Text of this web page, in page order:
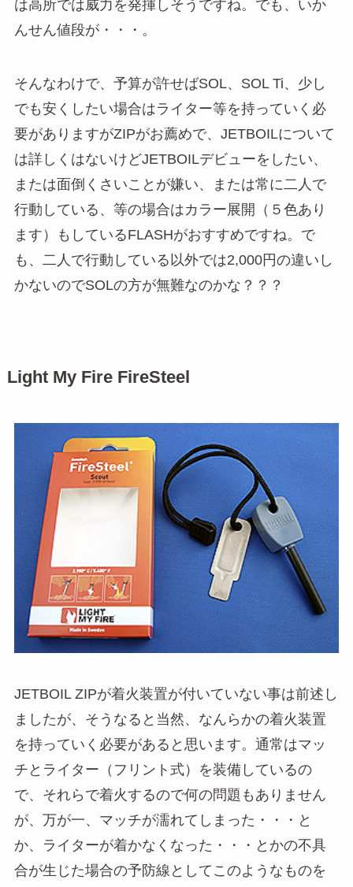
は高所では威力を発揮しそうですね。でも、いか
んせん値段が・・・。
そんなわけで、予算が許せばSOL、SOL Ti、少し
でも安くしたい場合はライター等を持っていく必
要がありますがZIPがお薦めで、JETBOILについて
は詳しくはないけどJETBOILデビューをしたい、
または面倒くさいことが嫌い、または常に二人で
行動している、等の場合はカラー展開（５色あり
ます）もしているFLASHがおすすめですね。で
も、二人で行動している以外では2,000円の違いし
かないのでSOLの方が無難なのかな？？？
Light My Fire FireSteel
JETBOIL ZIPが着火装置が付いていない事は前述し
ましたが、そうなると当然、なんらかの着火装置
を持っていく必要があると思います。通常はマッ
チとライター（フリント式）を装備しているの
で、それらで着火するので何の問題もありません
が、万が一、マッチが濡れてしまった・・・と
か、ライターが着かなくなった・・・とかの不具
合が生じた場合の予防線としてこのようなものを